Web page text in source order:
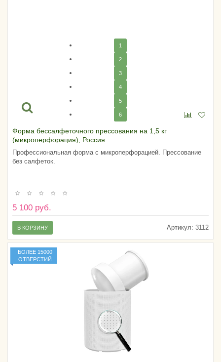
1
2
3
4
5
6
Форма бессалфеточного прессования на 1,5 кг
(микроперфорация), Россия
Профессиональная форма с микроперфорацией. Прессование
без салфеток.
5 100 руб.
Артикул: 3112
В КОРЗИНУ
БОЛЕЕ 15000
ОТВЕРСТИЙ